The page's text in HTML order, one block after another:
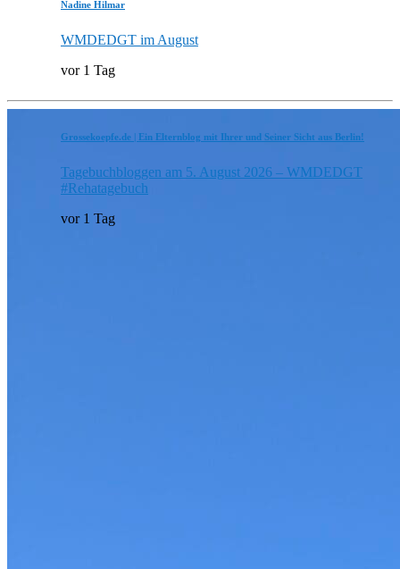
Nadine Hilmar
WMDEDGT im August
vor 1 Tag
Grossekoepfe.de | Ein Elternblog mit Ihrer und Seiner Sicht aus Berlin!
Tagebuchbloggen am 5. August 2026 – WMDEDGT
#Rehatagebuch
vor 1 Tag